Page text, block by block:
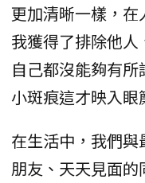
更加清晰一樣，在
我獲得了排除他
自己都沒能夠有
小斑痕這才映入眼
在生活中，我們
朋友、天天見面